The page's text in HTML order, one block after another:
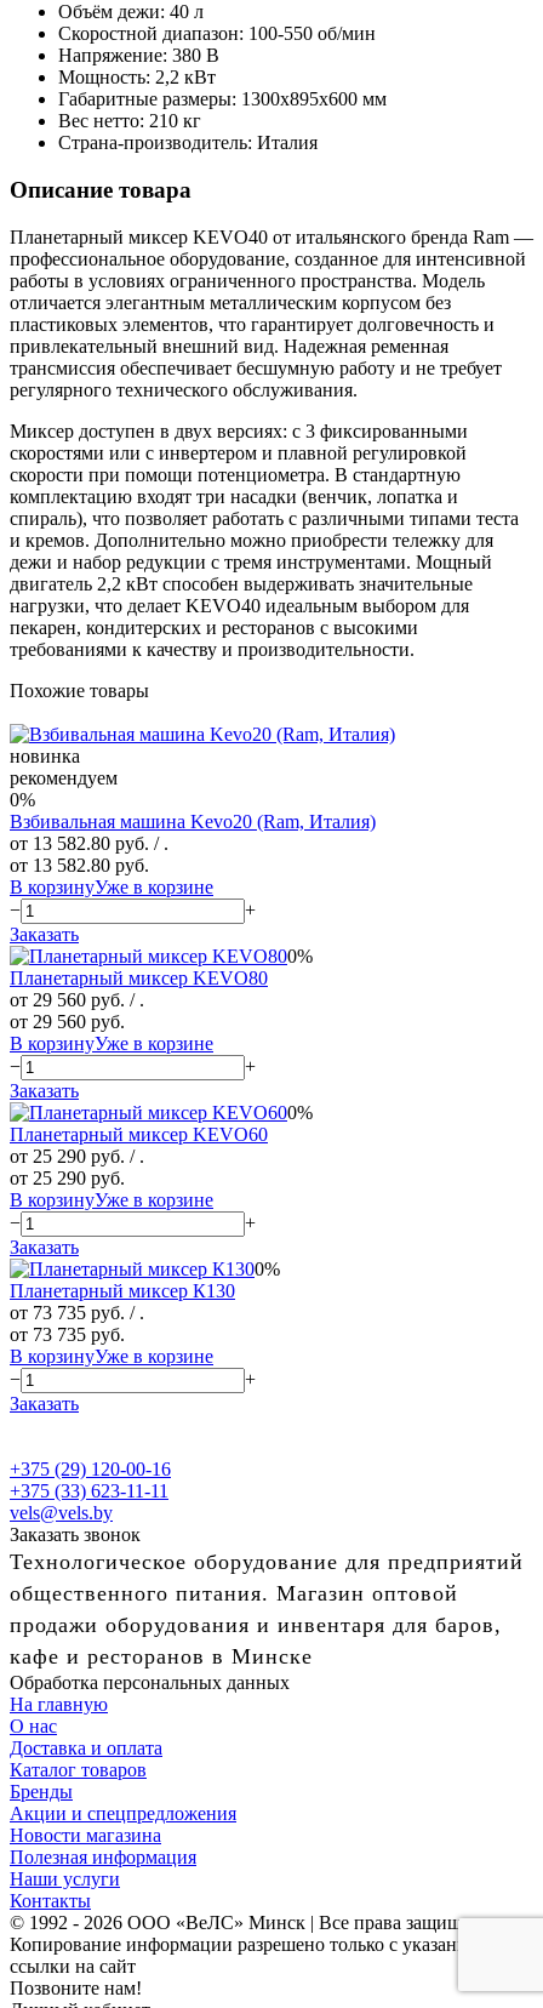
Объём дежи: 40 л
Скоростной диапазон: 100-550 об/мин
Напряжение: 380 В
Мощность: 2,2 кВт
Габаритные размеры: 1300х895х600 мм
Вес нетто: 210 кг
Страна-производитель: Италия
Описание товара
Планетарный миксер KEVO40 от итальянского бренда Ram —
профессиональное оборудование, созданное для интенсивной
работы в условиях ограниченного пространства. Модель
отличается элегантным металлическим корпусом без
пластиковых элементов, что гарантирует долговечность и
привлекательный внешний вид. Надежная ременная
трансмиссия обеспечивает бесшумную работу и не требует
регулярного технического обслуживания.
Миксер доступен в двух версиях: с 3 фиксированными
скоростями или с инвертером и плавной регулировкой
скорости при помощи потенциометра. В стандартную
комплектацию входят три насадки (венчик, лопатка и
спираль), что позволяет работать с различными типами теста
и кремов. Дополнительно можно приобрести тележку для
дежи и набор редукции с тремя инструментами. Мощный
двигатель 2,2 кВт способен выдерживать значительные
нагрузки, что делает KEVO40 идеальным выбором для
пекарен, кондитерских и ресторанов с высокими
требованиями к качеству и производительности.
Похожие товары
новинка
рекомендуем
0%
Взбивальная машина Kevo20 (Ram, Италия)
от 13 582.80 руб. / .
от 13 582.80 руб.
В корзинуУже в корзине
−
+
Заказать
0%
Планетарный миксер KEVO80
от 29 560 руб. / .
от 29 560 руб.
В корзинуУже в корзине
−
+
Заказать
0%
Планетарный миксер KEVO60
от 25 290 руб. / .
от 25 290 руб.
В корзинуУже в корзине
−
+
Заказать
0%
Планетарный миксер К130
от 73 735 руб. / .
от 73 735 руб.
В корзинуУже в корзине
−
+
Заказать
+375 (29) 120-00-16
+375 (33) 623-11-11
vels@vels.by
Заказать звонок
Технологическое оборудование для предприятий
общественного питания. Магазин оптовой
продажи оборудования и инвентаря для баров,
кафе и ресторанов в Минске
Обработка персональных данных
На главную
О нас
Доставка и оплата
Каталог товаров
Бренды
Акции и спецпредложения
Новости магазина
Полезная информация
Наши услуги
Контакты
© 1992 - 2026 ООО «ВеЛС» Минск | Все права защищены
Копирование информации разрешено только с указанием
ссылки на сайт
Позвоните нам!